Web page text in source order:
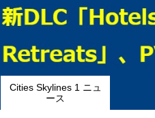
Cities Skylines 1 ニュ
ース